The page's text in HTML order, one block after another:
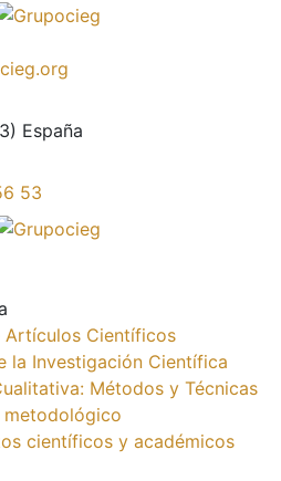
España
53
Artículos Científicos
la Investigación Científica
Métodos y Técnicas
metodológico
científicos y académicos